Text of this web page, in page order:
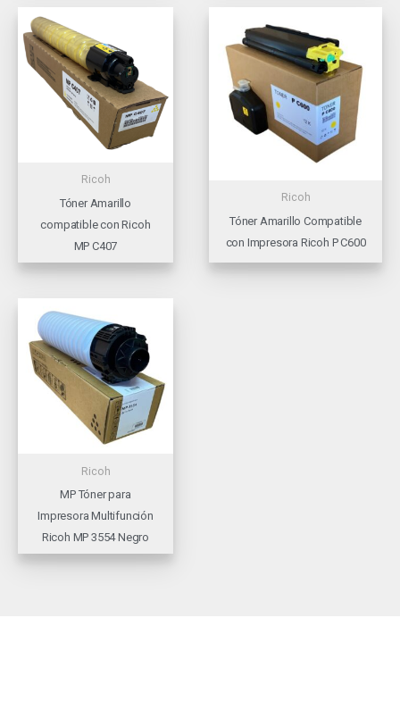
Ricoh
Tóner Amarillo
compatible con Ricoh
MP C407
Ricoh
Tóner Amarillo Compatible
con Impresora Ricoh P C600
Ricoh
MP Tóner para
Impresora Multifunción
Ricoh MP 3554 Negro